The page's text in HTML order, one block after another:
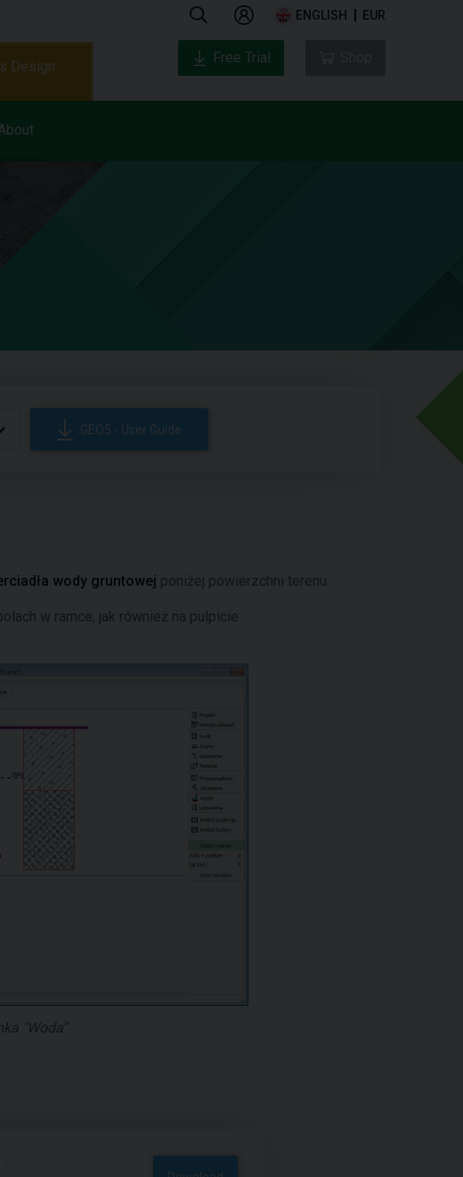
ENGLISH EUR
Design
Free Trial
GEO5 - User Guide
wody gruntowej poniżej powierzchni terenu.
w ramce, jak również na pulpicie
"Woda"